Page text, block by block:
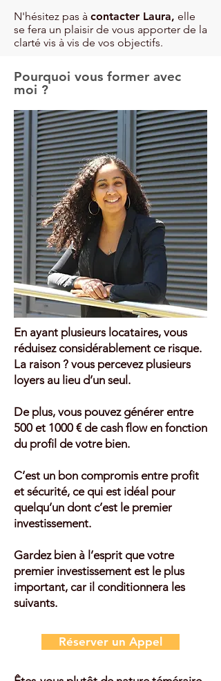
N'hésitez pas à contacter Laura, elle
se fera un plaisir de vous apporter de la
clarté vis à vis de vos objectifs.
Pourquoi vous former avec
moi ?
En ayant plusieurs locataires, vous
réduisez considérablement ce risque.
La raison ? vous percevez plusieurs
loyers au lieu d’un seul.
De plus, vous pouvez générer entre
500 et 1000 € de cash flow en fonction
du profil de votre bien.
C’est un bon compromis entre profit
et sécurité, ce qui est idéal pour
quelqu’un dont c’est le premier
investissement.
Gardez bien à l’esprit que votre
premier investissement est le plus
important, car il conditionnera les
suivants.
Réserver un Appel